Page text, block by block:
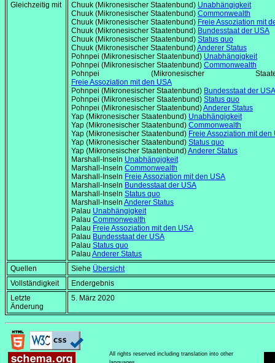
Gleichzeitig mit Chuuk (Mikronesischer Staatenbund) Unabhängigkeit
Chuuk (Mikronesischer Staatenbund) Commonwealth
Chuuk (Mikronesischer Staatenbund) Freie Assoziation mit
Chuuk (Mikronesischer Staatenbund) Bundesstaat der USA
Chuuk (Mikronesischer Staatenbund) Status quo
Chuuk (Mikronesischer Staatenbund)Anderer Status
Pohnpei (Mikronesischer Staatenbund) Unabhängigkeit
Pohnpei (Mikronesischer Staatenbund) Commonwealth
Pohnpei (Mikronesischer
Freie Assoziation mit den USA
Pohnpei (Mikronesischer Staatenbund) Bundesstaat der USA
Pohnpei (Mikronesischer Staatenbund) Status quo
Pohnpei (Mikronesischer Staatenbund)Anderer Status
Yap (Mikronesischer Staatenbund) Unabhängigkeit
Yap (Mikronesischer Staatenbund) Commonwealth
Yap (Mikronesischer Staatenbund) Freie Assoziation mit den
Yap (Mikronesischer Staatenbund) Status quo
Yap (Mikronesischer Staatenbund)Anderer Status
Marshall-Inseln Unabhängigkeit
Marshall-Inseln Commonwealth
Marshall-Inseln Freie Assoziation mit den USA
Marshall-Inseln Bundesstaat der USA
Marshall-Inseln Status quo
Marshall-Inseln Anderer Status
Palau Unabhängigkeit
Palau Commonwealth
Palau Freie Assoziation mit den USA
Palau Bundesstaat der USA
Palau Status quo
Palau Anderer Status
Quellen
Siehe Übersicht
Vollständigkeit
Endergebnis
Letzte
Änderung
5. März 2020
All rights reserved including translation into other